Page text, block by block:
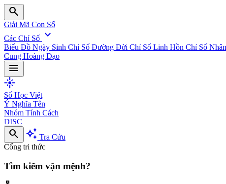
search
Giải Mã Con Số
Các Chỉ Số expand_more
Biểu Đồ Ngày Sinh Chỉ Số Đường Đời Chỉ Số Linh Hồn Chỉ Số
Cung Hoàng Đạo
menu
flare
Số Học Việt
Ý Nghĩa Tên
Nhóm Tính Cách
DISC
search auto_awesome Tra Cứu
Cổng tri thức
Tìm kiếm vận mệnh?